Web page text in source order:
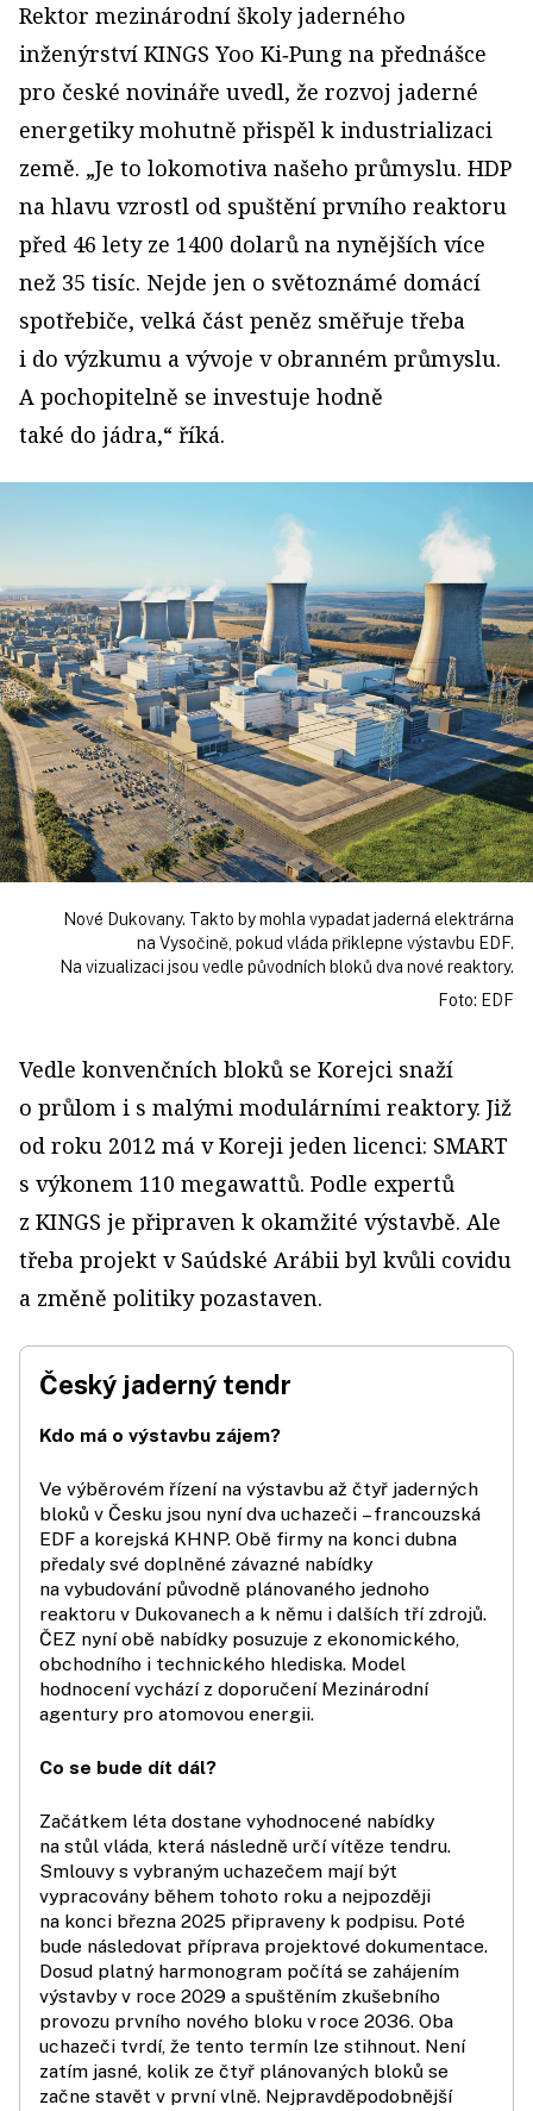
Rektor mezinárodní školy jaderného
inženýrství KINGS Yoo Ki‑Pung na přednášce
pro české novináře uvedl, že rozvoj jaderné
energetiky mohutně přispěl k industrializaci
země. „Je to lokomotiva našeho průmyslu. HDP
na hlavu vzrostl od spuštění prvního reaktoru
před 46 lety ze 1400 dolarů na nynějších více
než 35 tisíc. Nejde jen o světoznámé domácí
spotřebiče, velká část peněz směřuje třeba
i do výzkumu a vývoje v obranném průmyslu.
A pochopitelně se investuje hodně
také do jádra,“ říká.
Nové Dukovany. Takto by mohla vypadat jaderná elektrárna
na Vysočině, pokud vláda přiklepne výstavbu EDF.
Na vizualizaci jsou vedle původních bloků dva nové reaktory.
Foto: EDF
Vedle konvenčních bloků se Korejci snaží
o průlom i s malými modulárními reaktory. Již
od roku 2012 má v Koreji jeden licenci: SMART
s výkonem 110 megawattů. Podle expertů
z KINGS je připraven k okamžité výstavbě. Ale
třeba projekt v Saúdské Arábii byl kvůli covidu
a změně politiky pozastaven.
Český jaderný tendr
Kdo má o výstavbu zájem?
Ve výběrovém řízení na výstavbu až čtyř jaderných
bloků v Česku jsou nyní dva uchazeči – francouzská
EDF a korejská KHNP. Obě firmy na konci dubna
předaly své doplněné závazné nabídky
na vybudování původně plánovaného jednoho
reaktoru v Dukovanech a k němu i dalších tří zdrojů.
ČEZ nyní obě nabídky posuzuje z ekonomického,
obchodního i technického hlediska. Model
hodnocení vychází z doporučení Mezinárodní
agentury pro atomovou energii.
Co se bude dít dál?
Začátkem léta dostane vyhodnocené nabídky
na stůl vláda, která následně určí vítěze tendru.
Smlouvy s vybraným uchazečem mají být
vypracovány během tohoto roku a nejpozději
na konci března 2025 připraveny k podpisu. Poté
bude následovat příprava projektové dokumentace.
Dosud platný harmonogram počítá se zahájením
výstavby v roce 2029 a spuštěním zkušebního
provozu prvního nového bloku v roce 2036. Oba
uchazeči tvrdí, že tento termín lze stihnout. Není
zatím jasné, kolik ze čtyř plánovaných bloků se
začne stavět v první vlně. Nejpravděpodobnější